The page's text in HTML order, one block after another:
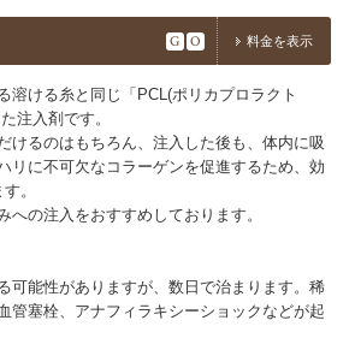
G O 料金を表示
溶ける糸と同じ「PCL(ポリカプロラクト
注入剤です。
けるのはもちろん、注入した後も、体内に吸
リに不可欠なコラーゲンを促進するため、効
。
への注入をおすすめしております。
可能性がありますが、数日で治まります。稀
管塞栓、アナフィラキシーショックなどが起